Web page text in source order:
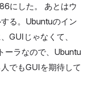
にした。 あとはウ
る。Ubuntuのイン
GUIじゃなくて、
ーラなので、Ubuntu
でもGUIを期待して